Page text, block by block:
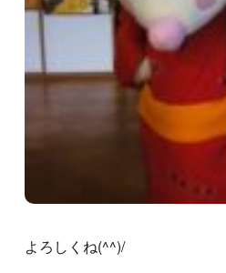
よろしくね(^^)/